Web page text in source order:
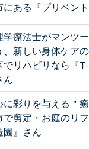
にある『プリベント
学療法士がマンツ
、新しい身体ケア
でリハビリなら『T-
ん
に彩りを与える＂
で剪定・お庭のリ
園』さん